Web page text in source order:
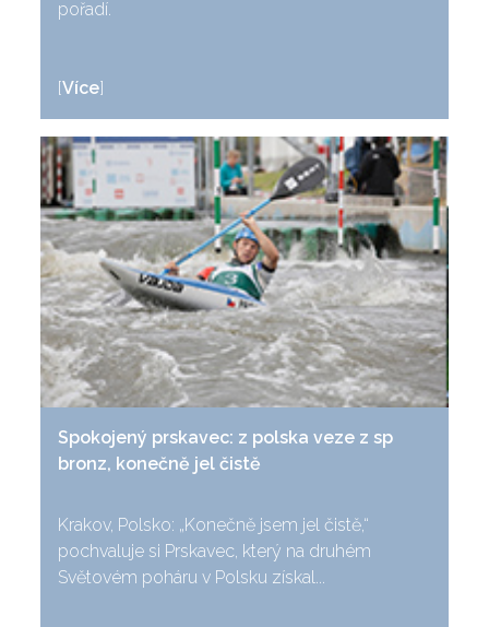
pořadí.
[Více]
Spokojený prskavec: z polska veze z sp
bronz, konečně jel čistě
Krakov, Polsko: „Konečně jsem jel čistě,“
pochvaluje si Prskavec, který na druhém
Světovém poháru v Polsku získal...